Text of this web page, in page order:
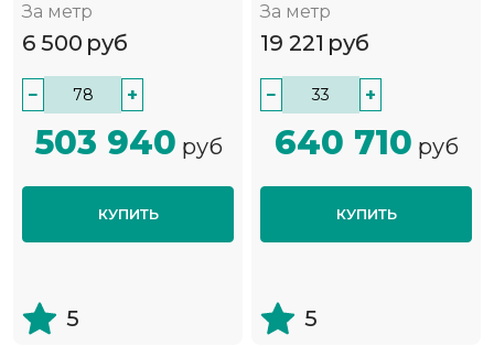
За метр
6 500 руб
− +
503 940 руб
КУПИТЬ
5
За метр
19 221 руб
− +
640 710 руб
КУПИТЬ
5